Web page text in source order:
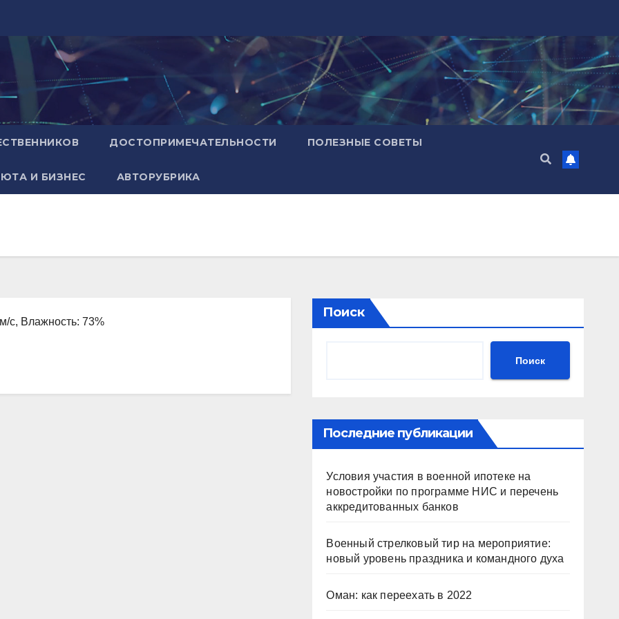
ДОСТОПРИМЕЧАТЕЛЬНОСТИ ПОЛЕЗНЫЕ СОВЕТЫ
И БИЗНЕС АВТОРУБРИКА
с, Влажность: 73%
Поиск
Поиск
Последние публикации
Условия участия в военной ипотеке на
новостройки по программе НИС и перечень
аккредитованных банков
Военный стрелковый тир на мероприятие:
новый уровень праздника и командного духа
Оман: как переехать в 2022